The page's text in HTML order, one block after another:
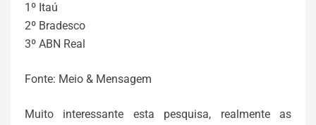
1º Itaú
2º Bradesco
3º ABN Real
Fonte: Meio & Mensagem
Muito interessante esta pesquisa, realmente as